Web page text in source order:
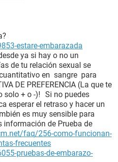
estare-embarazada
ya si hay o no un
de tu relación sexual se
en sangre para
DE PREFERENCIA (La que te
solo + o -)! Si no puedes
esperar el retraso y hacer un
es muy sensible para
de Prueba de
faq/256-como-funcionan-
frecuentes
pruebas-de-embarazo-